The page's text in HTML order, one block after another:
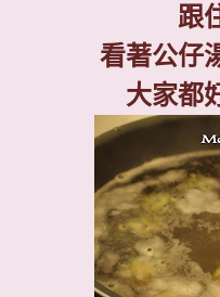
跟
看著公仔
大家都